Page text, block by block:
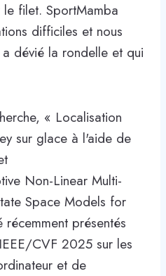
filet. SportMamba
difficiles et nous
dévié la rondelle et qui
« Localisation
sur glace à l'aide de
Non-Linear Multi-
Space Models for
présentés
CVF 2025 sur les
et de